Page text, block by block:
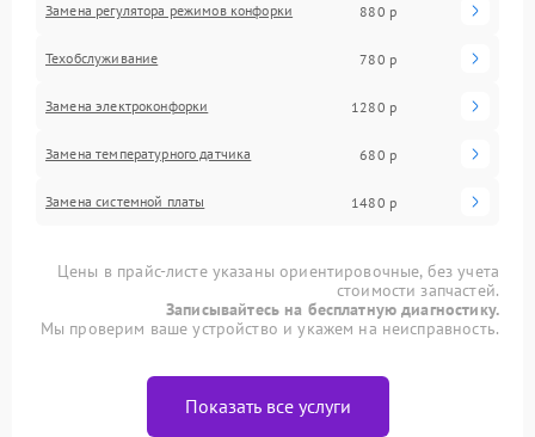
Замена регулятора режимов конфорки 880 р
Техобслуживание 780 р
Замена электроконфорки 1280 р
Замена температурного датчика 680 р
Замена системной платы 1480 р
Цены в прайс-листе указаны ориентировочные, без учета
стоимости запчастей.
Записывайтесь на бесплатную диагностику.
Мы проверим ваше устройство и укажем на неисправность.
Показать все услуги